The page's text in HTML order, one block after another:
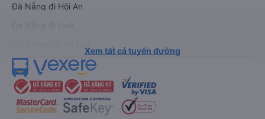
Đà Nẵng đi Hội An
Xem tất cả tuyến đường